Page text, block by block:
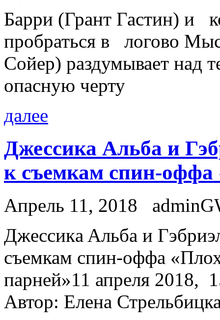
Барри (Грант Гастин) и
пробраться в логово
Сойер) раздумывает над
опасную черту
далее
Джессика Альба и
к съемкам спин-оффа
Апрель 11, 2018
Джeссикa Aльбa и
съемкам спин-оффа
парней»11 апреля 2018,
Автор: Елена